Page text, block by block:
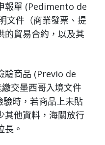
報單 (Pedimento de
文件（商業發票、提
的貿易合約，以及其
驗商品 (Previo de
交墨西哥入境文件
時，若商品上未貼
其他資料，海關放行
長。